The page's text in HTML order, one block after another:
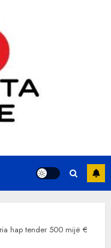
hap tender 500 mijë €